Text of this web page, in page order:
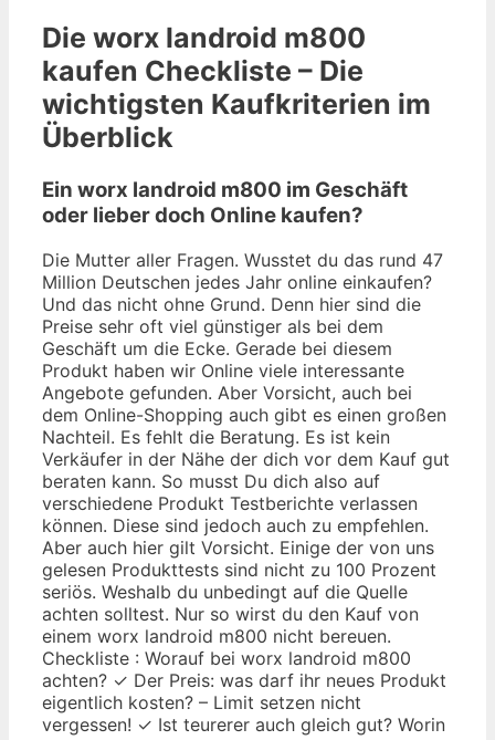
Die worx landroid m800
kaufen Checkliste – Die
wichtigsten Kaufkriterien im
Überblick
Ein worx landroid m800 im Geschäft
oder lieber doch Online kaufen?
Die Mutter aller Fragen. Wusstet du das rund 47
Million Deutschen jedes Jahr online einkaufen?
Und das nicht ohne Grund. Denn hier sind die
Preise sehr oft viel günstiger als bei dem
Geschäft um die Ecke. Gerade bei diesem
Produkt haben wir Online viele interessante
Angebote gefunden. Aber Vorsicht, auch bei
dem Online-Shopping auch gibt es einen großen
Nachteil. Es fehlt die Beratung. Es ist kein
Verkäufer in der Nähe der dich vor dem Kauf gut
beraten kann. So musst Du dich also auf
verschiedene Produkt Testberichte verlassen
können. Diese sind jedoch auch zu empfehlen.
Aber auch hier gilt Vorsicht. Einige der von uns
gelesen Produkttests sind nicht zu 100 Prozent
seriös. Weshalb du unbedingt auf die Quelle
achten solltest. Nur so wirst du den Kauf von
einem worx landroid m800 nicht bereuen.
Checkliste : Worauf bei worx landroid m800
achten? ✓ Der Preis: was darf ihr neues Produkt
eigentlich kosten? – Limit setzen nicht
vergessen! ✓ Ist teurerer auch gleich gut? Worin